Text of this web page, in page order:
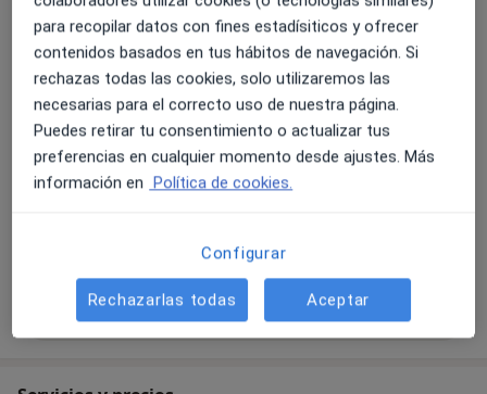
Fotos y vídeos
Mostrar más detalles
sobre la experiencia
para recopilar datos con fines estadísiticos y ofrecer
contenidos basados en tus hábitos de navegación. Si
rechazas todas las cookies, solo utilizaremos las
necesarias para el correcto uso de nuestra página.
Puedes retirar tu consentimiento o actualizar tus
preferencias en cualquier momento desde ajustes. Más
información en Política de cookies.
Configurar
Rechazarlas todas Aceptar